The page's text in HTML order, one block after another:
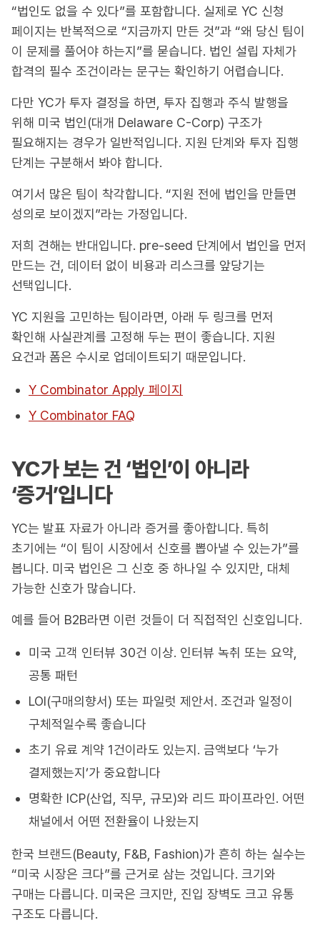
“법인도 없을 수 있다”를 포함합니다. 실제로 YC 신청
페이지는 반복적으로 “지금까지 만든 것”과 “왜 당신 팀이
이 문제를 풀어야 하는지”를 묻습니다. 법인 설립 자체가
합격의 필수 조건이라는 문구는 확인하기 어렵습니다.
다만 YC가 투자 결정을 하면, 투자 집행과 주식 발행을
위해 미국 법인(대개 Delaware C-Corp) 구조가
필요해지는 경우가 일반적입니다. 지원 단계와 투자 집행
단계는 구분해서 봐야 합니다.
여기서 많은 팀이 착각합니다. “지원 전에 법인을 만들면
성의로 보이겠지”라는 가정입니다.
저희 견해는 반대입니다. pre-seed 단계에서 법인을 먼저
만드는 건, 데이터 없이 비용과 리스크를 앞당기는
선택입니다.
YC 지원을 고민하는 팀이라면, 아래 두 링크를 먼저
확인해 사실관계를 고정해 두는 편이 좋습니다. 지원
요건과 폼은 수시로 업데이트되기 때문입니다.
Y Combinator Apply 페이지
Y Combinator FAQ
YC가 보는 건 ‘법인’이 아니라
‘증거’입니다
YC는 발표 자료가 아니라 증거를 좋아합니다. 특히
초기에는 “이 팀이 시장에서 신호를 뽑아낼 수 있는가”를
봅니다. 미국 법인은 그 신호 중 하나일 수 있지만, 대체
가능한 신호가 많습니다.
예를 들어 B2B라면 이런 것들이 더 직접적인 신호입니다.
미국 고객 인터뷰 30건 이상. 인터뷰 녹취 또는 요약,
공통 패턴
LOI(구매의향서) 또는 파일럿 제안서. 조건과 일정이
구체적일수록 좋습니다
초기 유료 계약 1건이라도 있는지. 금액보다 ‘누가
결제했는지’가 중요합니다
명확한 ICP(산업, 직무, 규모)와 리드 파이프라인. 어떤
채널에서 어떤 전환율이 나왔는지
한국 브랜드(Beauty, F&B, Fashion)가 흔히 하는 실수는
“미국 시장은 크다”를 근거로 삼는 것입니다. 크기와
구매는 다릅니다. 미국은 크지만, 진입 장벽도 크고 유통
구조도 다릅니다.